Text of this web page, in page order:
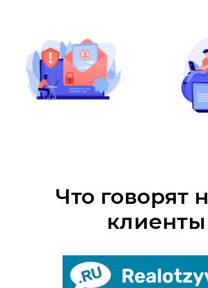
Что говорят
клиенты